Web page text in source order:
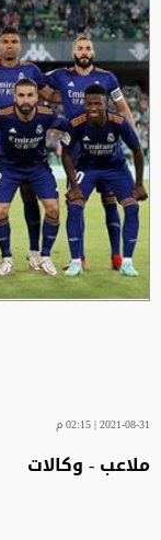
2021-08-31 | 02:15 م
ملاعب - وكالات